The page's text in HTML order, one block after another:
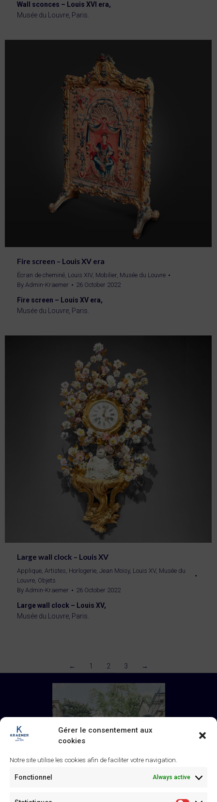
Gérer le consentement aux
cookies
Notre site utilise les cookies afin de faciliter votre navigation.
Fonctionnel Always active
Wall sconces – Louis XVI era,
Musée du Louvre, Paris.
Fire screen – Louis XV era
Écran de cheminé, Louis XIV, Mobilier, Musée du Louvre
By Admin-Kraemer 26 October 2022
Fire screen – Louis XV era,
Musée du Louvre, Paris.
Large wall clock – Louis XV
Applique, Artistes, Horlogerie, Jean Moisy, Louis XV, Musée du
Louvre, Objets
By Admin-Kraemer 26 October 2022
Large wall clock – Louis XV,
Musée du Louvre, Paris.
← 1 2 3 →